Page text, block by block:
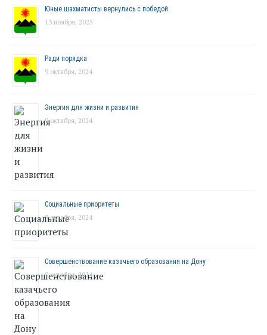
Юные шахматисты вернулись с победой
13 ноября, 2025
Ради порядка
9 октября, 2024
Энергия для жизни и развития
9 октября, 2024
Социальные приоритеты
9 октября, 2024
Совершенствование казачьего образования на Дону
9 октября, 2024